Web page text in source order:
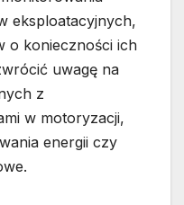
eksploatacyjnych,
o konieczności ich
uwagę na
z
w motoryzacji,
energii czy